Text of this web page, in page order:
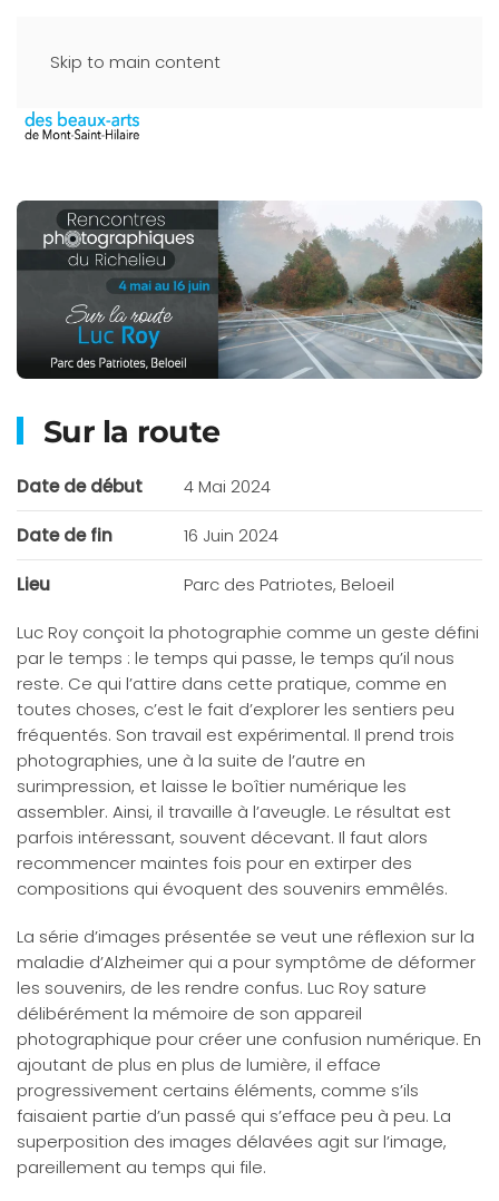
Skip to main content
Sur la route
Date de début 4 Mai 2024
Date de fin 16 Juin 2024
Lieu Parc des Patriotes, Beloeil
Luc Roy conçoit la photographie comme un geste défini
par le temps : le temps qui passe, le temps qu’il nous
reste. Ce qui l’attire dans cette pratique, comme en
toutes choses, c’est le fait d’explorer les sentiers peu
fréquentés. Son travail est expérimental. Il prend trois
photographies, une à la suite de l’autre en
surimpression, et laisse le boîtier numérique les
assembler. Ainsi, il travaille à l’aveugle. Le résultat est
parfois intéressant, souvent décevant. Il faut alors
recommencer maintes fois pour en extirper des
compositions qui évoquent des souvenirs emmêlés.
La série d’images présentée se veut une réflexion sur la
maladie d’Alzheimer qui a pour symptôme de déformer
les souvenirs, de les rendre confus. Luc Roy sature
délibérément la mémoire de son appareil
photographique pour créer une confusion numérique. En
ajoutant de plus en plus de lumière, il efface
progressivement certains éléments, comme s’ils
faisaient partie d’un passé qui s’efface peu à peu. La
superposition des images délavées agit sur l’image,
pareillement au temps qui file.